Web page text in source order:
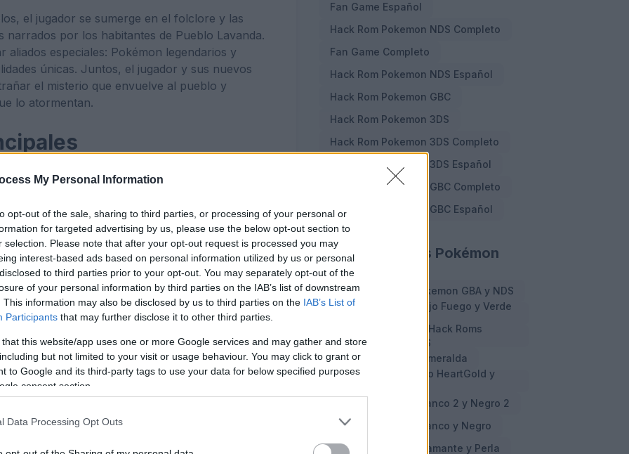
My Personal Information
opt-out of the sale, sharing to third parties, or processing of your personal or
for targeted advertising by us, please use the below opt-out section to
selection. Please note that after your opt-out request is processed you may
interest-based ads based on personal information utilized by us or personal
to third parties prior to your opt-out. You may separately opt-out of the
of your personal information by third parties on the IAB’s list of downstream
This information may also be disclosed by us to third parties on the IAB’s List of
Participants that may further disclose it to other third parties.
that this website/app uses one or more Google services and may gather and store
but not limited to your visit or usage behaviour. You may click to grant or
to Google and its third-party tags to use your data for below specified purposes
consent section.
Data Processing Opt Outs
el jugador se sumerge en el folclore y las
narrados por los habitantes de Pueblo Lavanda.
aliados especiales: Pokémon legendarios y
únicas. Juntos, el jugador y sus nuevos
el misterio que envuelve al pueblo y
lo atormentan.
que comienza en Pueblo Lavanda, en la
bastante conocidas.
los textos de la aventura.
desde 1 primera hasta 3 tercera generación.
aproximadamente unas 2 horas.
terror y miedo basadas en Halloween a lo largo
a lo largo de la aventura.
con nuevos diseños tanto exteriores como
de personajes del juego.
Fan Game Español
Hack Rom Pokemon NDS Completo
Fan Game Completo
Hack Rom Pokemon NDS Español
Hack Rom Pokemon GBC
Hack Rom Pokemon 3DS
Hack Rom Pokemon 3DS Completo
Hack Rom Pokemon 3DS Español
Hack Rom Pokemon GBC Completo
Hack Rom Pokemon GBC Español
Cheats y Trucos Pokémon
Cheats y Trucos Pokemon GBA y NDS
Cheats Pokemon Rojo Fuego y Verde
Cheats y Trucos en Hack Roms
Pokemon GBA y NDS
Cheats Pokemon Esmeralda
Cheats Pokemon Oro HeartGold y
Cheats Pokemon Blanco 2 y Negro 2
Cheats Pokemon Blanco y Negro
Cheats Pokemon Diamante y Perla